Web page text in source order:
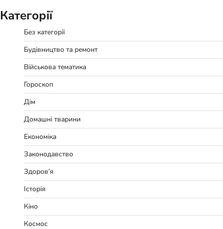
Категорії
Без категорії
Будівництво та ремонт
Військова тематика
Гороскоп
Дім
Домашні тварини
Економіка
Законодавство
Здоров’я
Історія
Кіно
Космос